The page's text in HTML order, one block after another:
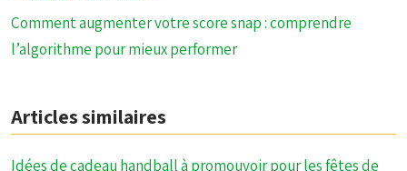
Comment augmenter votre score snap : comprendre
l’algorithme pour mieux performer
Articles similaires
Idées de cadeau handball à promouvoir pour les fêtes de